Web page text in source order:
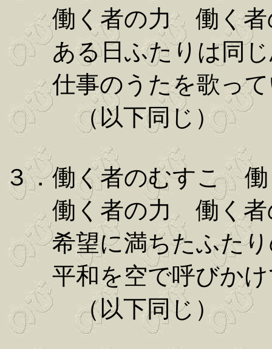
働く者の力 働く者
ある日ふたりは同じ
仕事のうたを歌って
（以下同じ）
３．働く者のむすこ
働く者の力 働く者
希望に満ちたふたり
平和を空で呼びかけ
（以下同じ）